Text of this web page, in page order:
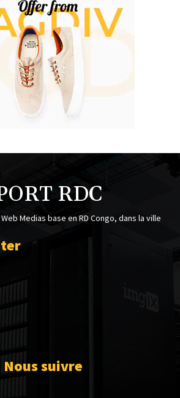
RDC
Medias base en RD Congo, dans la ville
Nous suivre